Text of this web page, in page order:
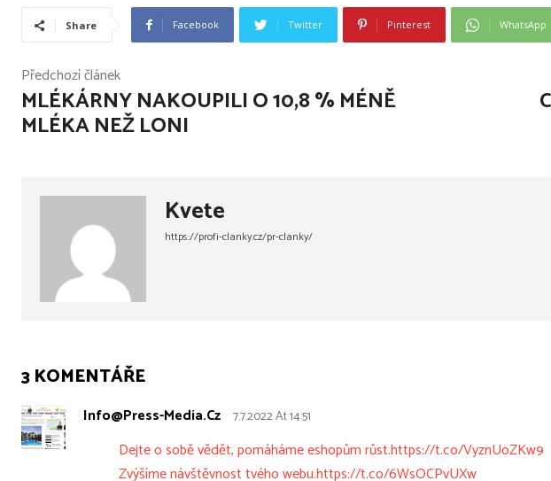
Share Facebook Twitter Pinterest WhatsApp
Předchozí článek
MLÉKÁRNY NAKOUPILI O 10,8 % MÉNĚ
MLÉKA NEŽ LONI
Kvete
https://profi-clanky.cz/pr-clanky/
3 KOMENTÁŘE
Info@press-Media.cz 7.7.2022 At 14:51
Dejte o sobě vědět, pomáháme eshopům růst.https://t.co/VyznUoZKw9
Zvýšíme návštěvnost tvého webu.https://t.co/6WsOCPvUXw